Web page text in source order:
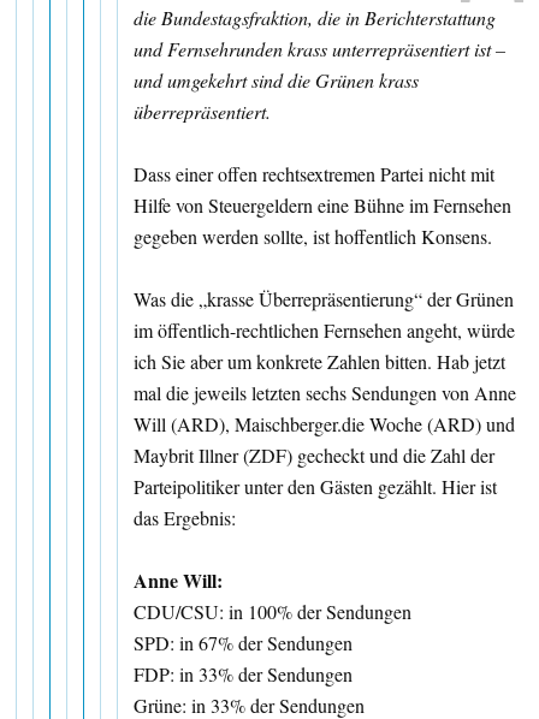
die Bundestagsfraktion, die in Berichterstattung
und Fernsehrunden krass unterrepräsentiert ist –
und umgekehrt sind die Grünen krass
überrepräsentiert.
Dass einer offen rechtsextremen Partei nicht mit
Hilfe von Steuergeldern eine Bühne im Fernsehen
gegeben werden sollte, ist hoffentlich Konsens.
Was die „krasse Überrepräsentierung“ der Grünen
im öffentlich-rechtlichen Fernsehen angeht, würde
ich Sie aber um konkrete Zahlen bitten. Hab jetzt
mal die jeweils letzten sechs Sendungen von Anne
Will (ARD), Maischberger.die Woche (ARD) und
Maybrit Illner (ZDF) gecheckt und die Zahl der
Parteipolitiker unter den Gästen gezählt. Hier ist
das Ergebnis:
Anne Will:
CDU/CSU: in 100% der Sendungen
SPD: in 67% der Sendungen
FDP: in 33% der Sendungen
Grüne: in 33% der Sendungen